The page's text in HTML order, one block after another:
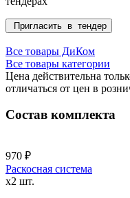
Пригласить в тендер
Все товары ДиКом
Все товары категории
Цена действительна
отличаться от цен в
Состав комплекта
970 ₽
Раскосная система
x2 шт.